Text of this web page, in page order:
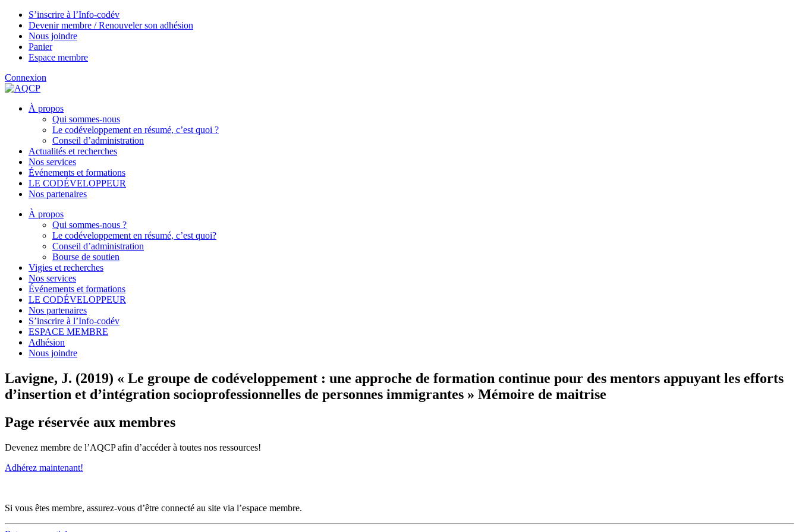
S’inscrire à l’Info-codév
Devenir membre / Renouveler son adhésion
Nous joindre
Panier
Espace membre
Connexion
À propos
Qui sommes-nous
Le codéveloppement en résumé, c’est quoi ?
Conseil d’administration
Actualités et recherches
Nos services
Événements et formations
LE CODÉVELOPPEUR
Nos partenaires
À propos
Qui sommes-nous ?
Le codéveloppement en résumé, c’est quoi?
Conseil d’administration
Bourse de soutien
Vigies et recherches
Nos services
Événements et formations
LE CODÉVELOPPEUR
Nos partenaires
S’inscrire à l’Info-codév
ESPACE MEMBRE
Adhésion
Nous joindre
Lavigne, J. (2019) « Le groupe de codéveloppement : une approche de formation continue pour des mentors appuyant les efforts
d’insertion et d’intégration socioprofessionnelles de personnes immigrantes » Mémoire de maitrise
Page réservée aux membres
Devenez membre de l’AQCP afin d’accéder à toutes nos ressources!
Adhérez maintenant!
Si vous êtes membre, assurez-vous d’être connecté au site via l’espace membre.